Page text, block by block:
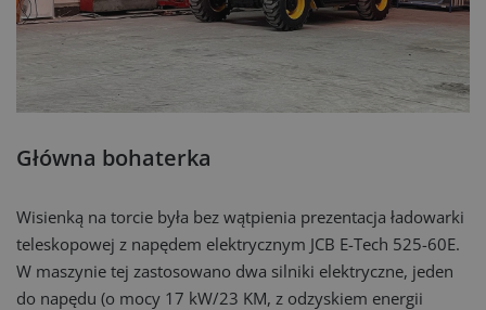
Główna bohaterka
Wisienką na torcie była bez wątpienia prezentacja ładowarki
teleskopowej z napędem elektrycznym JCB E-Tech 525-60E.
W maszynie tej zastosowano dwa silniki elektryczne, jeden
do napędu (o mocy 17 kW/23 KM, z odzyskiem energii